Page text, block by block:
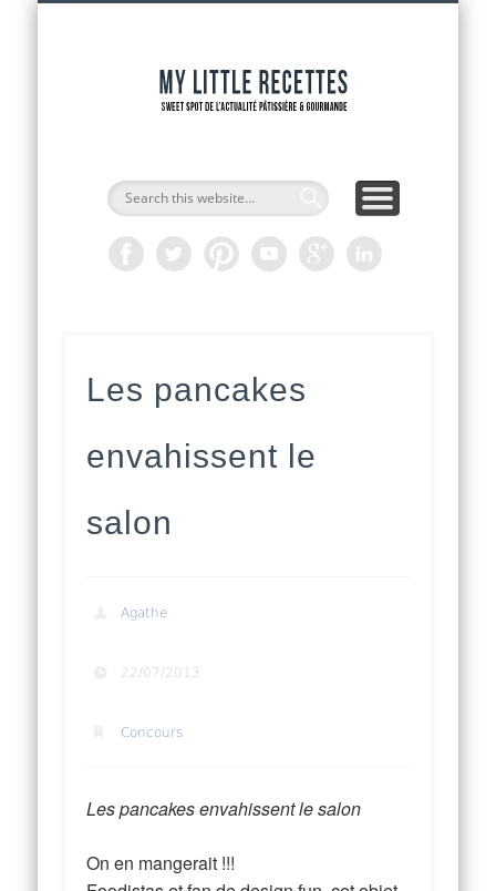
Les pancakes
envahissent le
salon
Agathe
22/07/2013
Concours
Les pancakes envahissent le salon
On en mangerait !!!